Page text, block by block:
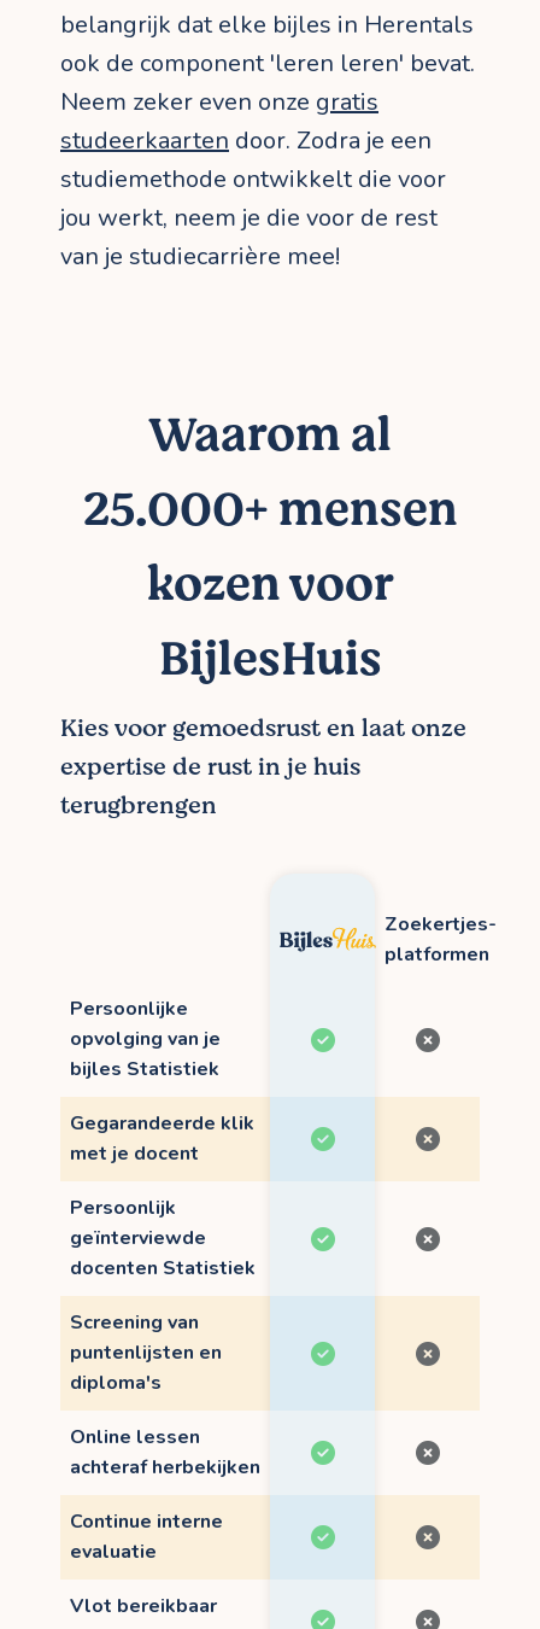
belangrijk dat elke bijles in Herentals
ook de component 'leren leren' bevat.
Neem zeker even onze gratis
studeerkaarten door. Zodra je een
studiemethode ontwikkelt die voor
jou werkt, neem je die voor de rest
van je studiecarrière mee!
Waarom al
25.000+ mensen
kozen voor
BijlesHuis
Kies voor gemoedsrust en laat onze
expertise de rust in je huis
terugbrengen
Zoekertjes-
platformen
Persoonlijke
opvolging van je
bijles Statistiek
Gegarandeerde klik
met je docent
Persoonlijk
geïnterviewde
docenten Statistiek
Screening van
puntenlijsten en
diploma's
Online lessen
achteraf herbekijken
Continue interne
evaluatie
Vlot bereikbaar